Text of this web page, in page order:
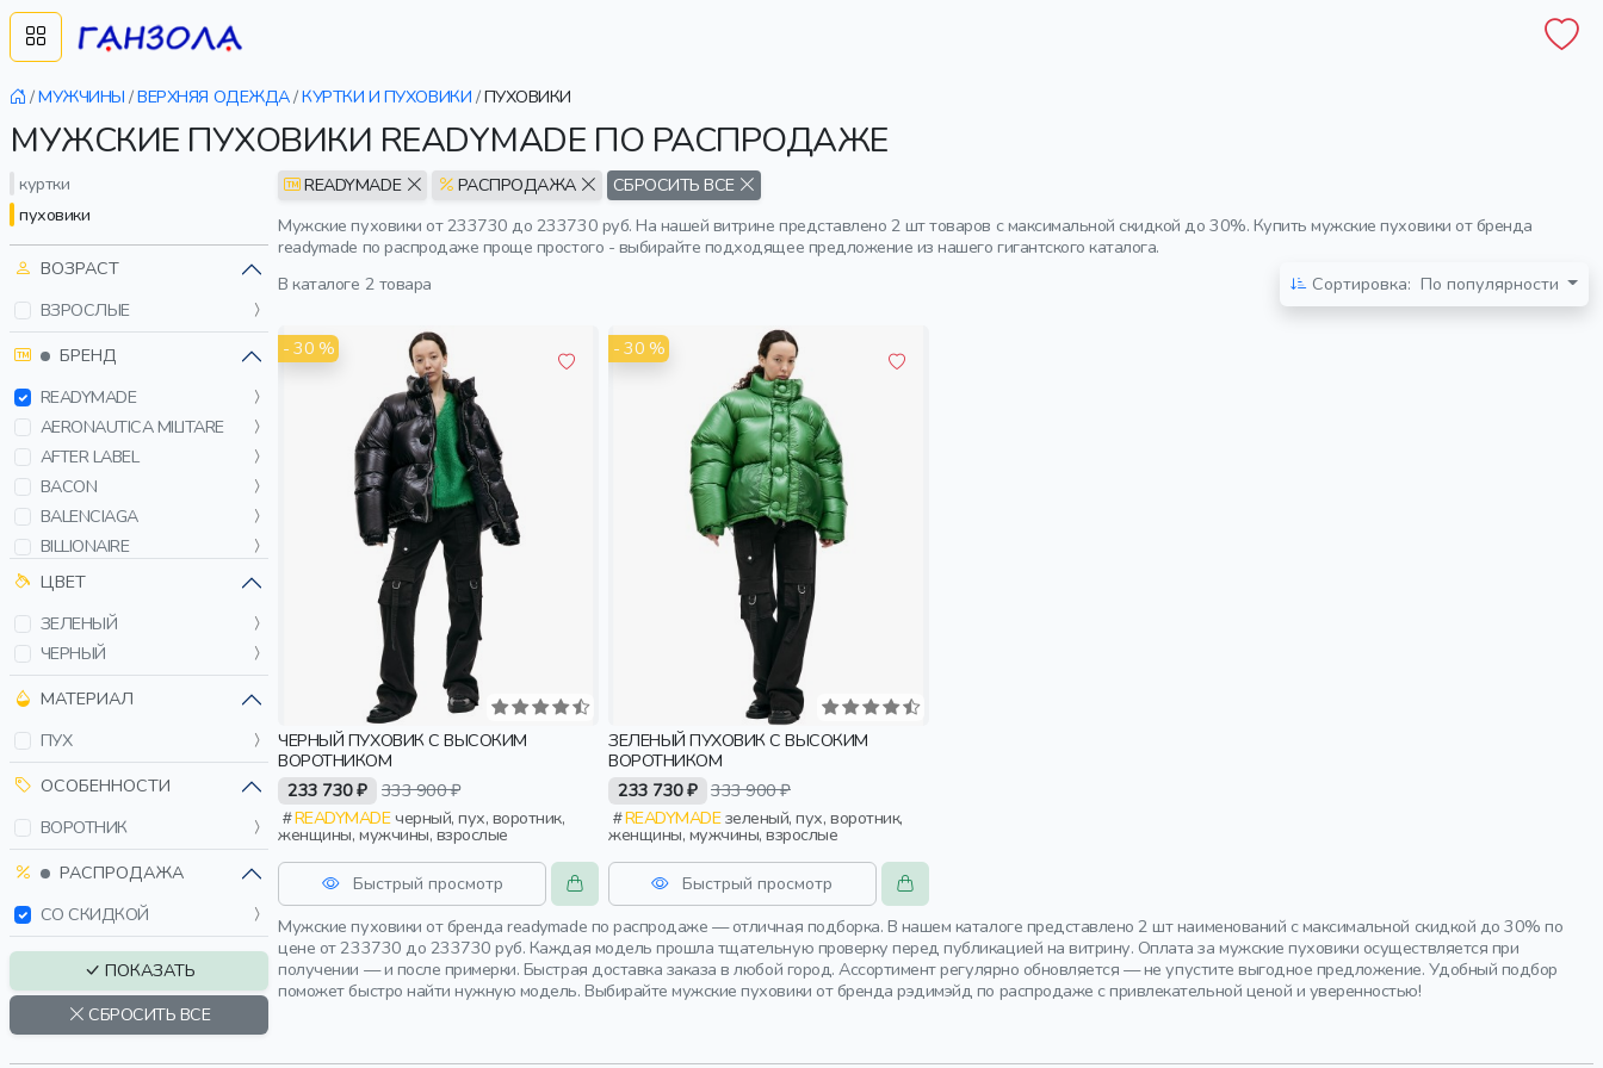
/МУЖЧИНЫ /ВЕРХНЯЯ ОДЕЖДА/КУРТКИ И ПУХОВИКИ /ПУХОВИКИ
МУЖСКИЕ ПУХОВИКИ READYMADE ПО РАСПРОДАЖЕ
куртки
пуховики
ВОЗРАСТ
ВЗРОСЛЫЕ
БРЕНД
READYMADE
AERONAUTICA MILITARE
AFTER LABEL
BACON
BALENCIAGA
BILLIONAIRE
BOGNER FIRE+ICE
BRIONI
BRUNELLO CUCINELLI
C.P. COMPANY
COSTUME NATIONAL
DRIES VAN NOTEN
EA7
EA7 EMPORIO ARMANI
ELEVENTY
GIANFRANCO FERRE
GIORGIO BRATO
ЦВЕТ
ЗЕЛЕНЫЙ
ЧЕРНЫЙ
МАТЕРИАЛ
ПУХ
ОСОБЕННОСТИ
ВОРОТНИК
РАСПРОДАЖА
СО СКИДКОЙ
ПОКАЗАТЬ
СБРОСИТЬ ВСЕ
READYMADE РАСПРОДАЖА
СБРОСИТЬ ВСЕ
Мужские пуховики от 233730 до 233730 руб. На нашей витрине представлено 2 шт товаров с максимальной скидкой до 30%. Купить мужские пуховики от бренда
readymade по распродаже проще простого - выбирайте подходящее предложение из нашего гигантского каталога.
В каталоге 2 товара Сортировка: По популярности
- 30 %
ЧЕРНЫЙ ПУХОВИК С ВЫСОКИМ
ВОРОТНИКОМ
233 730 ₽ 333 900 ₽
READYMADEчерный, пух, воротник,
женщины, мужчины, взрослые
Быстрый просмотр
- 30 %
ЗЕЛЕНЫЙ ПУХОВИК С ВЫСОКИМ
ВОРОТНИКОМ
233 730 ₽ 333 900 ₽
READYMADEзеленый, пух, воротник,
женщины, мужчины, взрослые
Быстрый просмотр
Мужские пуховики от бренда readymade по распродаже — отличная подборка. В нашем каталоге представлено 2 шт наименований с максимальной скидкой до 30% по
цене от 233730 до 233730 руб. Каждая модель прошла тщательную проверку перед публикацией на витрину. Оплата за мужские пуховики осуществляется при
получении — и после примерки. Быстрая доставка заказа в любой город. Ассортимент регулярно обновляется — не упустите выгодное предложение. Удобный подбор
поможет быстро найти нужную модель. Выбирайте мужские пуховики от бренда рэдимэйд по распродаже с привлекательной ценой и уверенностью!